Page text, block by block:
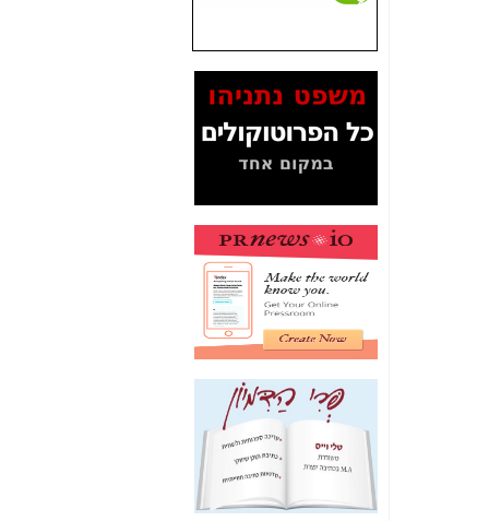
המסמכים בנושא בזק-
Yes (תיק 4000)
לאיש הלא נכון! -כאן
עובדות ומסמכים
האם ביבי כשר
תקשורת עזר לקב'
בזק? -כאן
מה מקור ה-Fake
News שהביא לתפירת
תיק לביבי והעלמת
החשודים הנכונים -כאן
אחת הרגליים של "תיק
4000 התפור"
התמוטטה היום
בניצחון (כפול) של בזק
כאן
איך כתבות מפנקות